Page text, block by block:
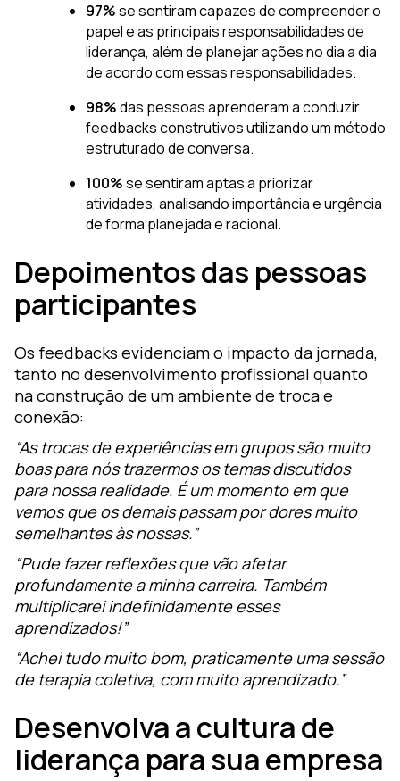
97%se sentiram capazes de compreender o
papel e as principais responsabilidades de
liderança, além de planejar ações no dia a dia
de acordo com essas responsabilidades.
98%das pessoas aprenderam a conduzir
feedbacks construtivos utilizando um método
estruturado de conversa.
100%se sentiram aptas a priorizar
atividades, analisando importância e urgência
de forma planejada e racional.
Depoimentos das pessoas
participantes
Os feedbacks evidenciam o impacto da jornada,
tanto no desenvolvimento profissional quanto
na construção de um ambiente de troca e
conexão:
“As trocas de experiências em grupos são muito
boas para nós trazermos os temas discutidos
para nossa realidade. É um momento em que
vemos que os demais passam por dores muito
semelhantes às nossas.”
“Pude fazer reflexões que vão afetar
profundamente a minha carreira. Também
multiplicarei indefinidamente esses
aprendizados!”
“Achei tudo muito bom, praticamente uma sessão
de terapia coletiva, com muito aprendizado.”
Desenvolva a cultura de
liderança para sua empresa